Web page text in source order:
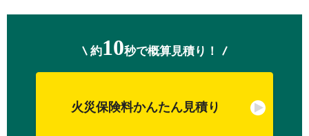
約10秒で概算見積り！
火災保険料かんたん見積り